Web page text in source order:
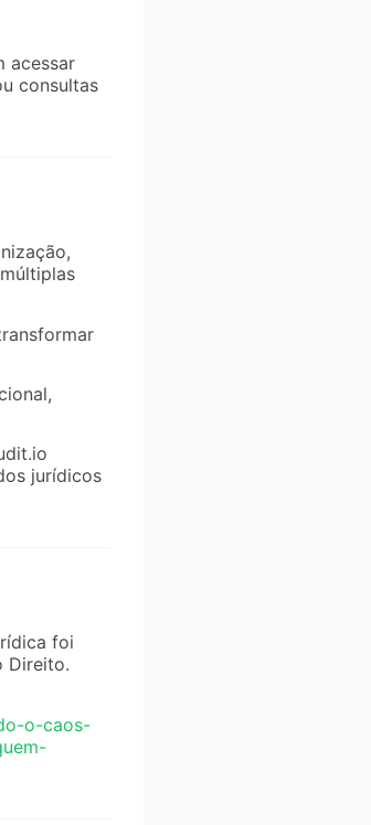
acessar
consultas
jurídicos
foi
Direito.
o-caos-